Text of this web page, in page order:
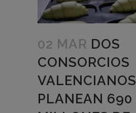
02 MAR DOS
CONSORCIOS
VALENCIANOS
PLANEAN 690